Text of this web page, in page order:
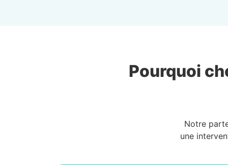
Pourquoi
Notre
une